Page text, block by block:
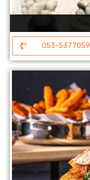
053-5377059